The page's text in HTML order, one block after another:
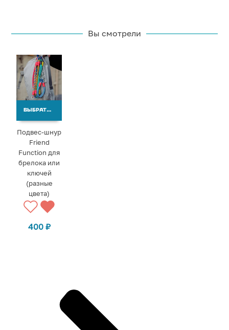
Вы смотрели
ВЫБРАТЬ ВАРИАНТЫ
Подвес-шнур
Friend
Function для
брелока или
ключей
(разные
цвета)
400 ₽